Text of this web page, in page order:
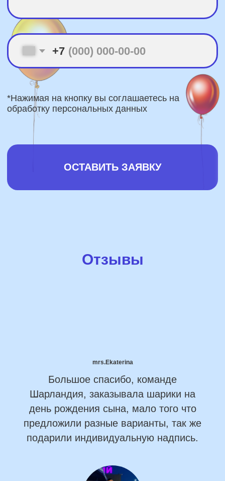
Отзывы
mrs.Ekaterina
Большое спасибо, команде
Шарландия, заказывала шарики на
день рождения сына, мало того что
предложили разные варианты, так же
подарили индивидуальную надпись.